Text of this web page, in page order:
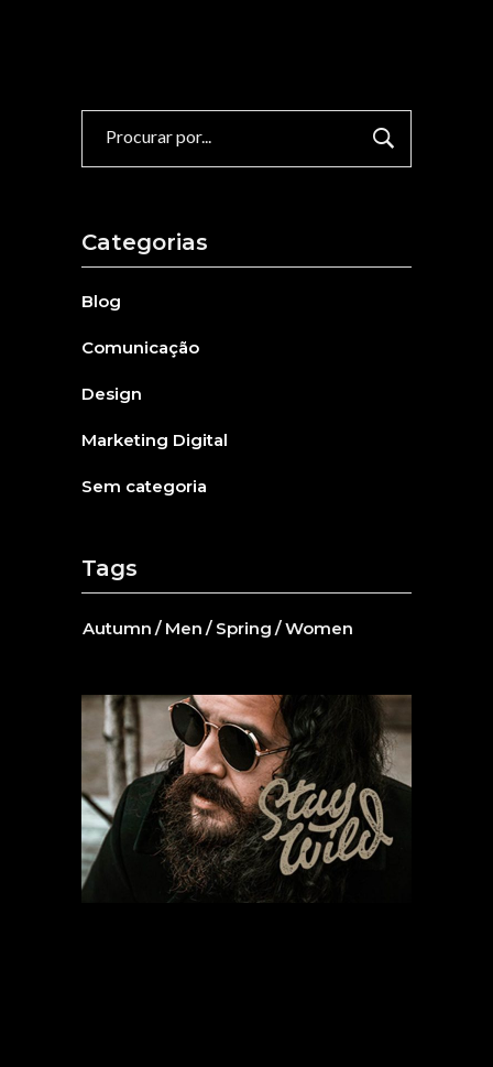
Categorias
Blog
Comunicação
Design
Marketing Digital
Sem categoria
Tags
Autumn Men Spring Women